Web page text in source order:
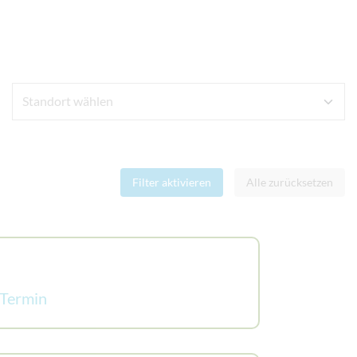
Filter aktivieren Alle zurücksetzen